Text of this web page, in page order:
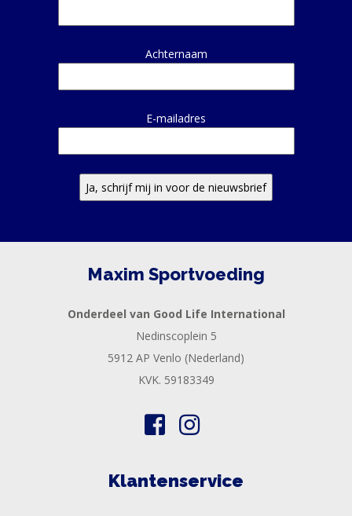
Achternaam
E-mailadres
Maxim Sportvoeding
Onderdeel van Good Life International
Nedinscoplein 5
5912 AP Venlo (Nederland)
KVK. 59183349
Klantenservice